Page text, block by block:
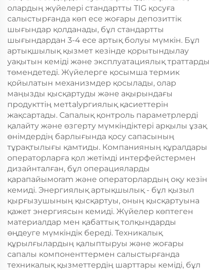
олардың жүйелері стандартты TIG қосуға
салыстырғанда көп есе жоғары депозиттік
шығындар қолданады, бұл стандартты
шығындардан 3-4 есе артық болуы мүмкін. Бұл
артықшылық қызмет кезінде қорытындылау
уақытын кеміді және эксплуатациялық траттарды
төмендетеді. Жүйелерге қосымша термик
қойылатын механизмдер қосылады, олар
маңызды қысқартуды және ақырындағы
продукттің метtalургиялық қасиеттерін
жақсартады. Сапалық қонтроль параметрлерді
қалайту және өзгерту мүмкіндіктері арқылы ұзақ
өнімдердің барлығында қосу сапасының
тұрақтылығы қамтиды. Компанияның құралдары
операторларға қол жетімді интерфейстермен
дизайнталған, бұл операцияларды
қарапайымoram және операторлардың оқу кезін
кемиді. Энергиялық артықшылық - бұл қызыл
қырғызушының қысқартуы, оның қысқартуына
қажет энергиясын кемиді. Жүйелер көптеген
материалдар мен қабаттық толқындарды
өңдеуге мүмкіндік береді. Техникалық
құрылғылардың қалыптыруы және жоғары
сапалы компоненттермен салыстырғанда
техникалық қызметтердің шарттары кеміді, бұл